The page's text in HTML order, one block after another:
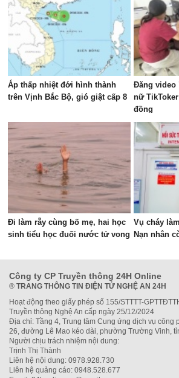
Áp thấp nhiệt đới hình thành
trên Vịnh Bắc Bộ, gió giật cấp 8
Đăng video
nữ
đồng
Đi làm rẫy cùng bố mẹ, hai học
sinh tiểu học đuối nước tử vong
Vụ cháy
Nạn nhân
Công ty CP Truyền thông 24H Online
® TRANG THÔNG TIN ĐIỆN TỬ NGHỆ AN 24H
Hoạt động theo giấy phép số 155/STTTT-
Truyền thông Nghệ An cấp ngày 25/12/2024
Địa chỉ: Tầng 4, Trung tâm Cung ứng dịch vụ công
26, đường Lê Mao kéo dài, phường Trường Vinh,
Người chịu trách nhiệm nội dung:
Trịnh Thị Thành
Liên hệ nội dung: 0978.928.730
Liên hệ quảng cáo: 0948.528.677